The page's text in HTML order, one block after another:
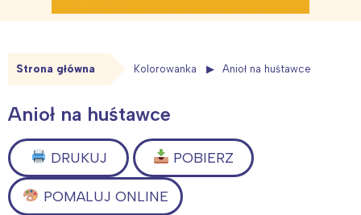
Strona główna Kolorowanka Anioł na huśtawce
Anioł na huśtawce
DRUKUJ POBIERZ
POMALUJ ONLINE